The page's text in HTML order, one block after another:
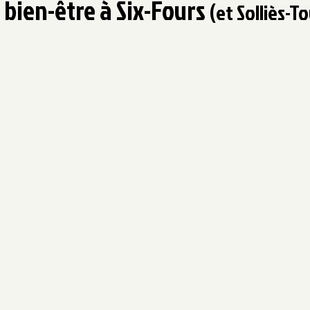
être à Six-Fours(et Solliès-